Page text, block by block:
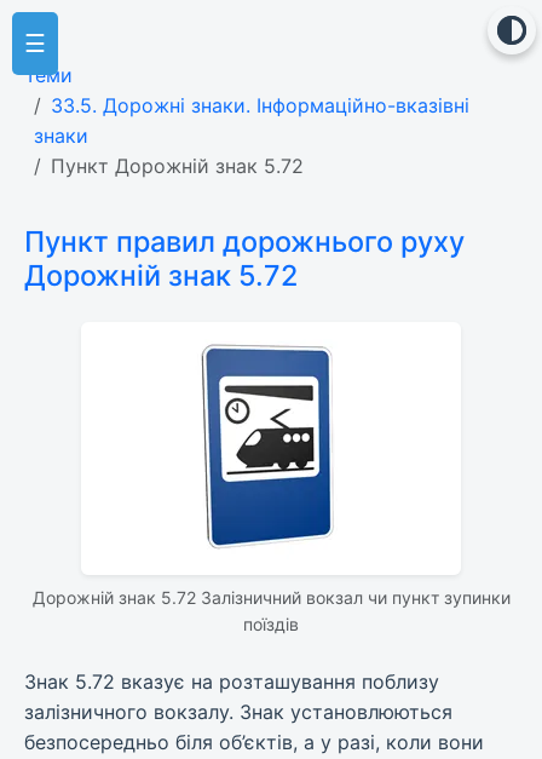
☰
Теми
33.5. Дорожні знаки. Інформаційно-вказівні
знаки
Пункт Дорожній знак 5.72
Пункт правил дорожнього руху
Дорожній знак 5.72
Дорожній знак 5.72 Залізничний вокзал чи пункт зупинки
поїздів
Знак 5.72 вказує на розташування поблизу
залізничного вокзалу. Знак установлюються
безпосередньо біля об’єктів, а у разі, коли вони